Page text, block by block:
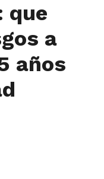
que
a
años